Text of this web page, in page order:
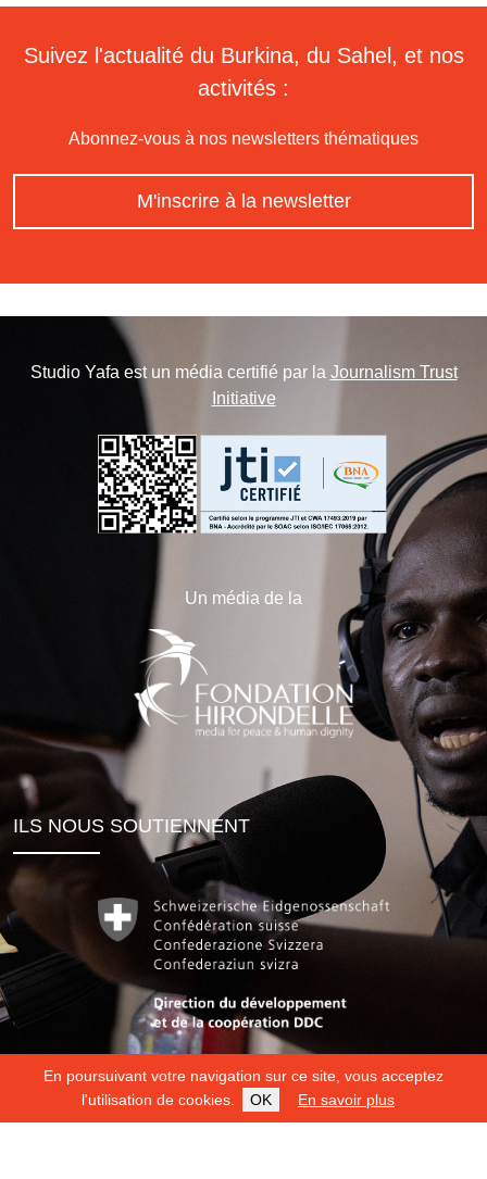
En poursuivant votre navigation sur ce site, vous acceptez
l'utilisation de cookies.
OK En savoir plus
Suivez l'actualité du Burkina, du Sahel, et nos
activités :
Abonnez-vous à nos newsletters thématiques
M'inscrire à la newsletter
Studio Yafa est un média certifié par la Journalism Trust
Initiative
Un média de la
ILS NOUS SOUTIENNENT